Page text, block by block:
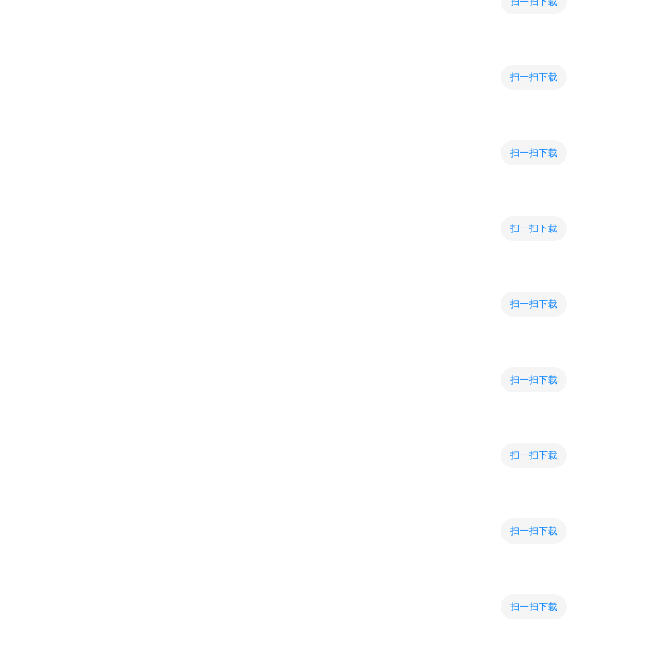
扫一扫下载
扫一扫下载
扫一扫下载
扫一扫下载
扫一扫下载
扫一扫下载
扫一扫下载
扫一扫下载